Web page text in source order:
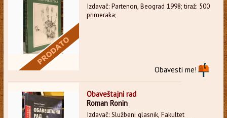
Izdavač: Partenon, Beograd 1998; tiraž: 500
primeraka;
Obavesti me!
Obaveštajni rad
Roman Ronin
Izdavač: Službeni glasnik, Fakultet